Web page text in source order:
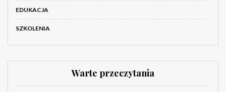
EDUKACJA
SZKOLENIA
Warte przeczytania